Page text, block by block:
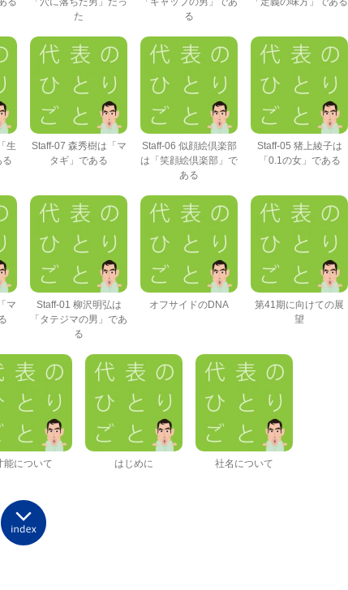
た
る
生
る
Staff-07 森秀樹は「マ
タギ」である
Staff-06 似顔絵倶楽部
は「笑顔絵倶楽部」で
ある
Staff-05 猪上綾子は
「0.1の女」である
マ
Staff-01 柳沢明弘は
「タテジマの男」であ
る
オフサイドのDNA
第41期に向けての展
望
能について はじめに 社名について